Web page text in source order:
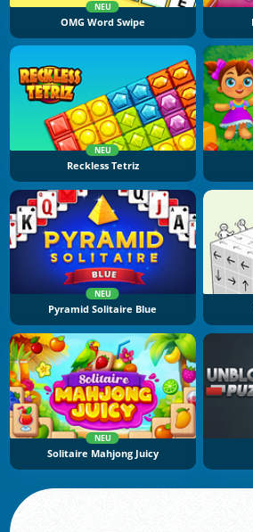
NEU
OMG Word Swipe
NEU
Reckless Tetriz
NEU
Pyramid Solitaire Blue
NEU
Solitaire Mahjong Juicy